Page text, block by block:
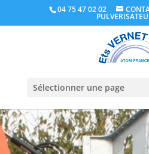
04 75 47 02 02
Sélectionner une page